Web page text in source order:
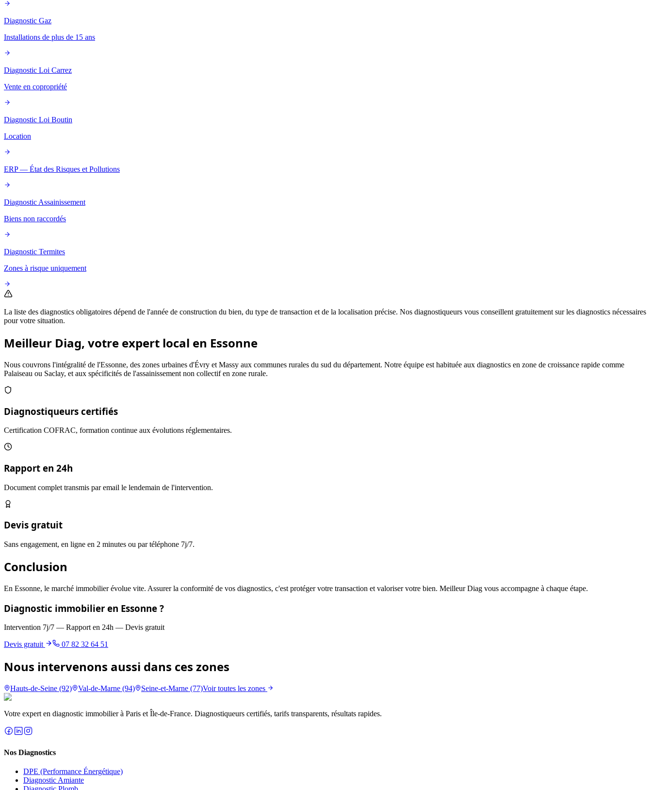
Diagnostic Gaz
Installations de plus de 15 ans
Diagnostic Loi Carrez
Vente en copropriété
Diagnostic Loi Boutin
Location
ERP — État des Risques et Pollutions
Diagnostic Assainissement
Biens non raccordés
Diagnostic Termites
Zones à risque uniquement
La liste des diagnostics obligatoires dépend de l'année de construction du bien, du type de transaction et de la localisation précise. Nos diagnostiqueurs vous conseillent gratuitement sur les diagnostics nécessaires
pour votre situation.
Meilleur Diag, votre expert local en Essonne
Nous couvrons l'intégralité de l'Essonne, des zones urbaines d'Évry et Massy aux communes rurales du sud du département. Notre équipe est habituée aux diagnostics en zone de croissance rapide comme
Palaiseau ou Saclay, et aux spécificités de l'assainissement non collectif en zone rurale.
Diagnostiqueurs certifiés
Certification COFRAC, formation continue aux évolutions réglementaires.
Rapport en 24h
Document complet transmis par email le lendemain de l'intervention.
Devis gratuit
Sans engagement, en ligne en 2 minutes ou par téléphone 7j/7.
Conclusion
En Essonne, le marché immobilier évolue vite. Assurer la conformité de vos diagnostics, c'est protéger votre transaction et valoriser votre bien. Meilleur Diag vous accompagne à chaque étape.
Diagnostic immobilier en Essonne ?
Intervention 7j/7 — Rapport en 24h — Devis gratuit
Devis gratuit 07 82 32 64 51
Nous intervenons aussi dans ces zones
Hauts-de-Seine (92) Val-de-Marne (94) Seine-et-Marne (77)Voir toutes les zones
Votre expert en diagnostic immobilier à Paris et Île-de-France. Diagnostiqueurs certifiés, tarifs transparents, résultats rapides.
Nos Diagnostics
DPE (Performance Énergétique)
Diagnostic Amiante